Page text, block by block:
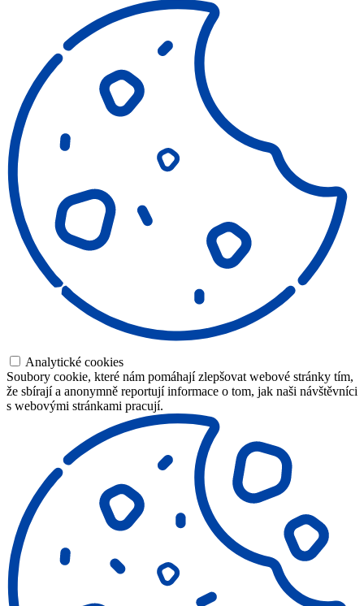
Analytické cookies
Soubory cookie, které nám pomáhají zlepšovat webové stránky tím,
že sbírají a anonymně reportují informace o tom, jak naši návštěvníci
s webovými stránkami pracují.